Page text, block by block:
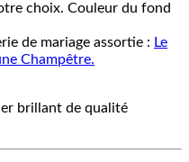
choix. Couleur du fond
de mariage assortie : Le
Champêtre.
brillant de qualité